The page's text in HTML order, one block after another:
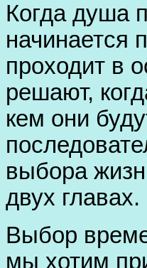
Когда душа
начинается
проходит в
решают,
кем они
выбора
двух главах.
Выбор
мы хотим